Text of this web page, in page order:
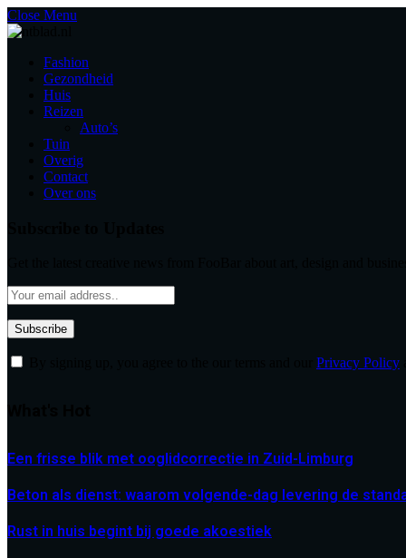
Close Menu
Fashion
Gezondheid
Huis
Reizen
Auto’s
Tuin
Overig
Contact
Over ons
Privacy Policy
Een frisse blik met ooglidcorrectie in Zuid-Limburg
Beton als dienst: waarom volgende-dag levering de
Rust in huis begint bij goede akoestiek